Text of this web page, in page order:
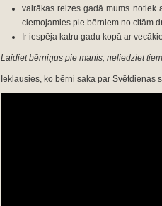
vairākas reizes gadā mums notiek
ciemojamies pie bērniem no citām
Ir iespēja katru gadu kopā ar
Laidiet bērniņus pie manis, neliedziet
Ieklausies, ko bērni saka par Svētdienas